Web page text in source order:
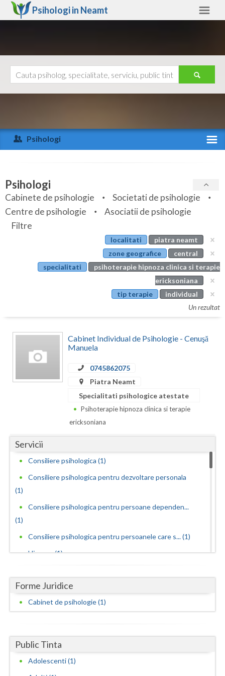
Psihologi in Neamt
Arad
Arges
Bihor
Bistrita-Nasaud
Botosani
Calarasi
Caras-Severin
Dolj
Galati
Giurgiu
Harghita
Hunedoara
Iasi
Ilfov
Mehedinti
Mures
Ajutor
Psihologi
Specialitati
Servicii
Articole
Cabinet
Psihologi
Cabinete de psihologie
Societati de psihologie
Centre de psihologie
Asociatii de psihologie
Filtre
localitati
piatra neamt
zone geografice
central
specialitati
psihoterapie hipnoza clinica si terapie
ericksoniana
tip terapie
individual
Un rezultat
Cabinet Individual de Psihologie - Cenuşă
Manuela
0745862075
Piatra Neamt
Specialitati psihologice atestate
Psihoterapie hipnoza clinica si terapie
ericksoniana
Servicii
Consiliere psihologica (1)
Consiliere psihologica pentru dezvoltare personala
(1)
Consiliere psihologica pentru persoane dependen...
(1)
Consiliere psihologica pentru persoanele care s... (1)
Hipnoza (1)
Interventie psihoterapeutica in mutismul selectiv (1)
Interventie psihoterapeutica in piromanie (1)
Interventie psihoterapeutica in ticuri (1)
Interventie psihoterapeutica in trichotilomanie (1)
Forme Juridice
Cabinet de psihologie (1)
Public Tinta
Adolescenti (1)